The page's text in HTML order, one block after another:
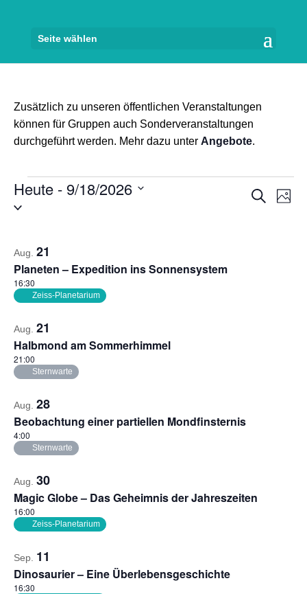
Seite wählen
Zusätzlich zu unseren öffentlichen Veranstaltungen
können für Gruppen auch Sonderveranstaltungen
durchgeführt werden. Mehr dazu unter Angebote.
Veranstaltungen Suche
Foto
Heute - 9/18/2026
Datum
of
Veranstaltungen
in
Photo
View
Aug. 21
Planeten – Expedition ins Sonnensystem
16:30
Zeiss-Planetarium
Aug. 21
Halbmond am Sommerhimmel
21:00
Sternwarte
Aug. 28
Beobachtung einer partiellen Mondfinsternis
4:00
Sternwarte
Aug. 30
Magic Globe – Das Geheimnis der Jahreszeiten
16:00
Zeiss-Planetarium
Sep. 11
Dinosaurier – Eine Überlebensgeschichte
16:30